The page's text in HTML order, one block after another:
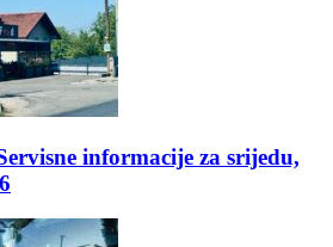
informacije za srijedu,